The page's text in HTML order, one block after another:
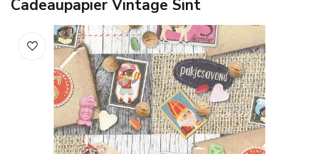
Cadeaupapier Vintage Sint